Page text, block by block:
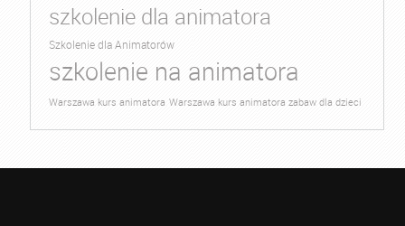
szkolenie dla animatora
Szkolenie dla Animatorów
szkolenie na animatora
Warszawa kurs animatora Warszawa kurs animatora zabaw dla dzieci